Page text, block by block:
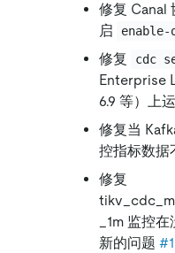
修复 Canal
启
修复
cdc
Enterprise
6.9 等）上
修复当
控指标数据
修复
_1m 监控
新的问题